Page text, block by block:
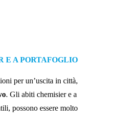
E A PORTAFOGLIO
per un’uscita in città,
. Gli abiti chemisier e a
possono essere molto